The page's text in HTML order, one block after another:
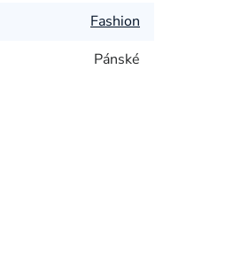
Fashion
Pánské